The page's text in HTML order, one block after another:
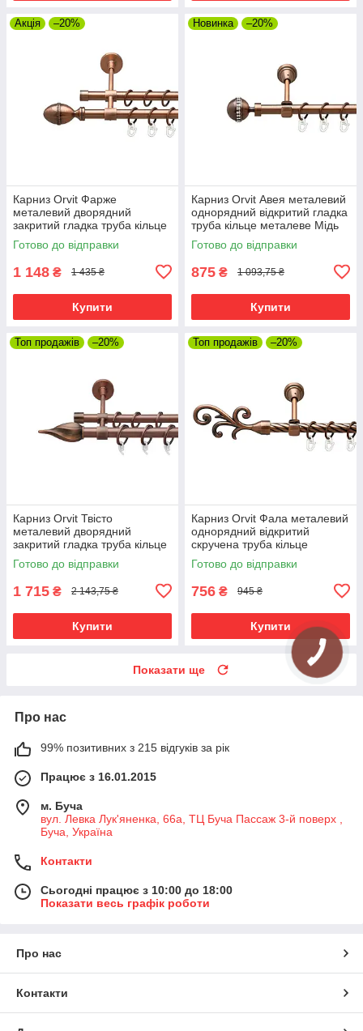
Акція –20%
Карниз Orvit Фарже
металевий дворядний
закритий гладка труба кільце
металеве Мідь 16\16 мм 300
см (00-00020005)
Готово до відправки
1 148 ₴ 1 435 ₴
Купити
Новинка –20%
Карниз Orvit Авея металевий
однорядний відкритий гладка
труба кільце металеве Мідь
16 мм 300 см (00-00019229)
Готово до відправки
875 ₴ 1 093,75 ₴
Купити
Топ продажів –20%
Карниз Orvit Твісто
металевий дворядний
закритий гладка труба кільце
фасонне металеве Мідь
19\16 мм 300 см (6938868)
Готово до відправки
1 715 ₴ 2 143,75 ₴
Купити
Топ продажів –20%
Карниз Orvit Фала металевий
однорядний відкритий
скручена труба кільце
металеве Мідь 16 мм 300 см
(00-00025235)
Готово до відправки
756 ₴ 945 ₴
Купити
Показати ще
Про нас
99% позитивних з 215 відгуків за рік
Працює з 16.01.2015
м. Буча
вул. Левка Лук'яненка, 66а, ТЦ Буча Пассаж 3-й поверх ,
Буча, Україна
Контакти
Сьогодні працює з 10:00 до 18:00
Показати весь графік роботи
Про нас
Контакти